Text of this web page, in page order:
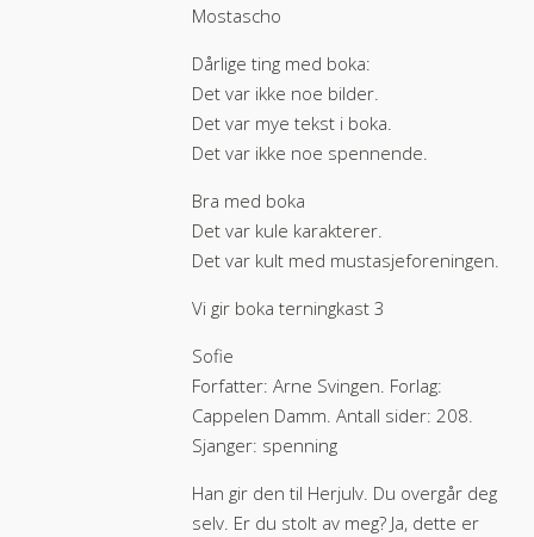
Mostascho
Dårlige ting med boka:
Det var ikke noe bilder.
Det var mye tekst i boka.
Det var ikke noe spennende.
Bra med boka
Det var kule karakterer.
Det var kult med mustasjeforeningen.
Vi gir boka terningkast 3
Sofie
Forfatter: Arne Svingen. Forlag:
Cappelen Damm. Antall sider: 208.
Sjanger: spenning
Han gir den til Herjulv. Du overgår deg
selv. Er du stolt av meg? Ja, dette er